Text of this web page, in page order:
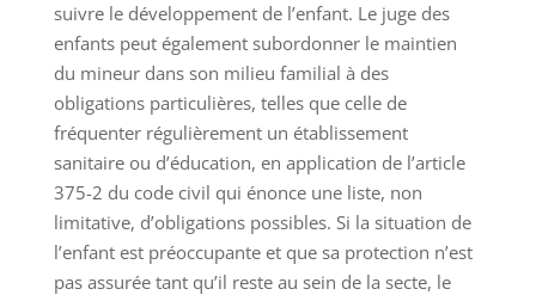
suivre le développement de l’enfant. Le juge des
enfants peut également subordonner le maintien
du mineur dans son milieu familial à des
obligations particulières, telles que celle de
fréquenter régulièrement un établissement
sanitaire ou d’éducation, en application de l’article
375-2 du code civil qui énonce une liste, non
limitative, d’obligations possibles. Si la situation de
l’enfant est préoccupante et que sa protection n’est
pas assurée tant qu’il reste au sein de la secte, le